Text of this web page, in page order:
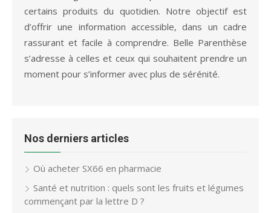
certains produits du quotidien. Notre objectif est
d’offrir une information accessible, dans un cadre
rassurant et facile à comprendre. Belle Parenthèse
s’adresse à celles et ceux qui souhaitent prendre un
moment pour s’informer avec plus de sérénité.
Nos derniers articles
Où acheter SX66 en pharmacie
Santé et nutrition : quels sont les fruits et légumes
commençant par la lettre D ?